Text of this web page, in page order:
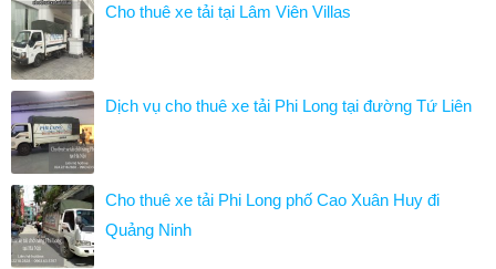
Cho thuê xe tải tại Lâm Viên Villas
Dịch vụ cho thuê xe tải Phi Long tại đường Tứ Liên
Cho thuê xe tải Phi Long phố Cao Xuân Huy đi
Quảng Ninh